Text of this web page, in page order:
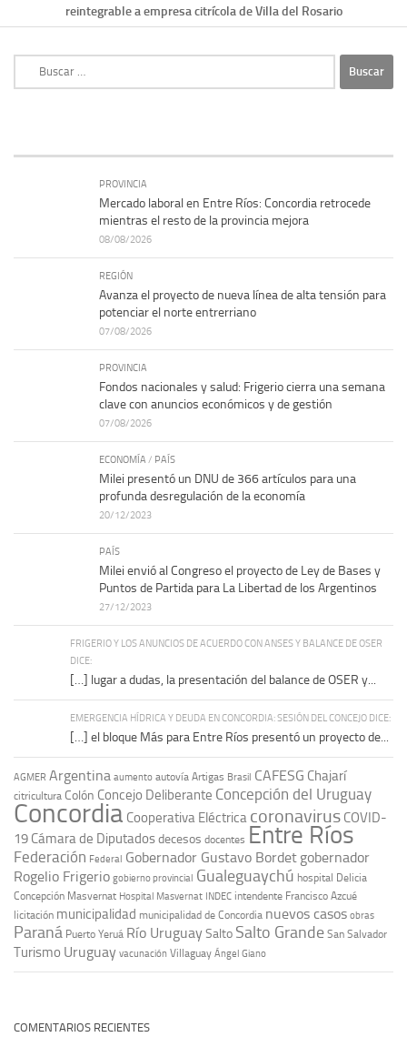
reintegrable a empresa citrícola de Villa del Rosario
PROVINCIA
Mercado laboral en Entre Ríos: Concordia retrocede
mientras el resto de la provincia mejora
08/08/2026
REGIÓN
Avanza el proyecto de nueva línea de alta tensión para
potenciar el norte entrerriano
07/08/2026
PROVINCIA
Fondos nacionales y salud: Frigerio cierra una semana
clave con anuncios económicos y de gestión
07/08/2026
ECONOMÍA / PAÍS
Milei presentó un DNU de 366 artículos para una
profunda desregulación de la economía
20/12/2023
PAÍS
Milei envió al Congreso el proyecto de Ley de Bases y
Puntos de Partida para La Libertad de los Argentinos
27/12/2023
FRIGERIO Y LOS ANUNCIOS DE ACUERDO CON ANSES Y BALANCE DE OSER
DICE:
[…] lugar a dudas, la presentación del balance de OSER y...
EMERGENCIA HÍDRICA Y DEUDA EN CONCORDIA: SESIÓN DEL CONCEJO DICE:
[…] el bloque Más para Entre Ríos presentó un proyecto de...
AGMER Argentina aumento autovía Artigas Brasil CAFESG Chajarí
citricultura Colón Concejo Deliberante Concepción del Uruguay
Concordia Cooperativa Eléctrica coronavirus COVID-
19 Cámara de Diputadosdecesos docentes Entre Ríos
Federación Federal Gobernador Gustavo Bordet gobernador
Rogelio Frigerio gobierno provincial Gualeguaychú hospital Delicia
Concepción Masvernat Hospital Masvernat INDEC intendente Francisco Azcué
licitación municipalidad municipalidad de Concordia nuevos casos obras
Paraná Puerto Yeruá Río UruguaySalto Salto Grande San Salvador
Turismo Uruguay vacunación Villaguay Ángel Giano
COMENTARIOS RECIENTES